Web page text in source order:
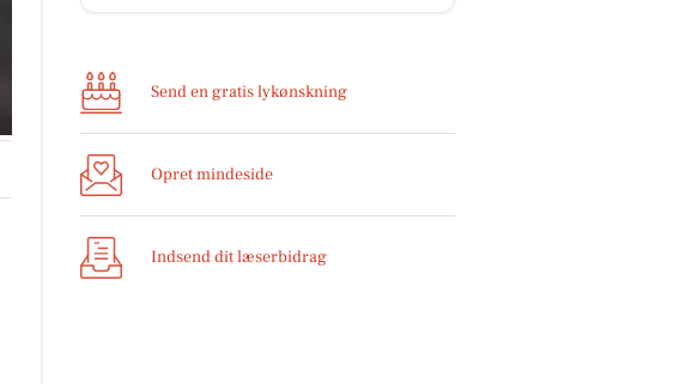
Send en gratis lykønskning
Opret mindeside
Indsend dit læserbidrag